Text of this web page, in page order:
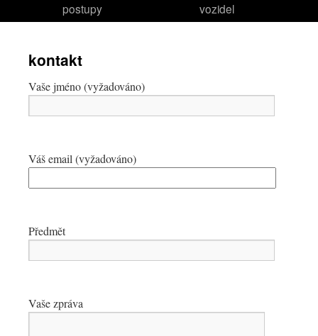
postupy
vozidel
kontakt
Vaše jméno (vyžadováno)
Váš email (vyžadováno)
Předmět
Vaše zpráva